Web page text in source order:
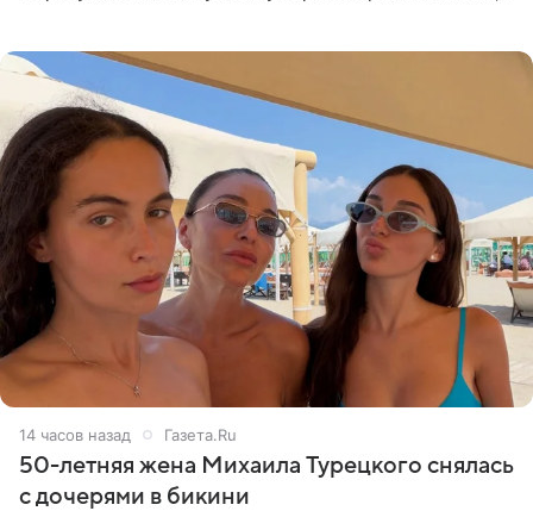
14 часов назад Газета.Ru
50-летняя жена Михаила Турецкого снялась
с дочерями в бикини